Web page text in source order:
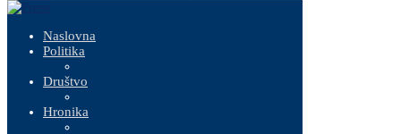
Naslovna
Politika
Društvo
Hronika